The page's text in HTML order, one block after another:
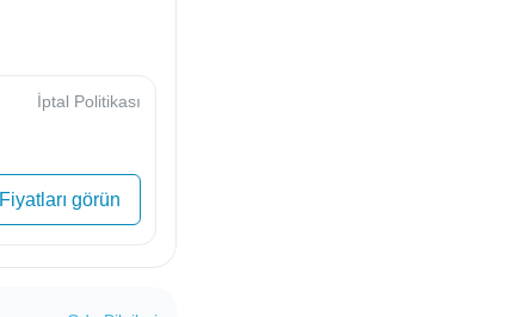
İptal Politikası
Fiyatları görün